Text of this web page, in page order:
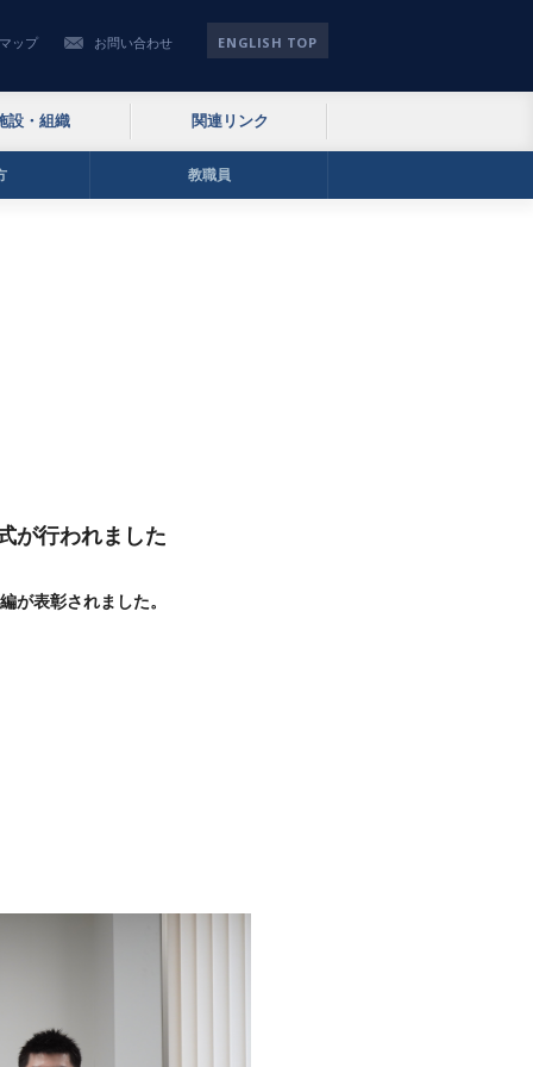
ップ お問い合わせ ENGLISH TOP
設・組織 関連リンク
教職員
が行われました
が表彰されました。